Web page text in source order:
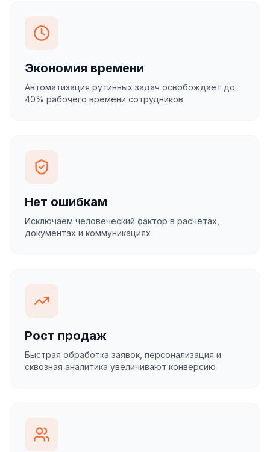
Экономия времени
Автоматизация рутинных задач освобождает до
40% рабочего времени сотрудников
Нет ошибкам
Исключаем человеческий фактор в расчётах,
документах и коммуникациях
Рост продаж
Быстрая обработка заявок, персонализация и
сквозная аналитика увеличивают конверсию